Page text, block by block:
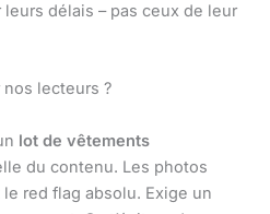
délais – pas ceux de leur
lecteurs ?
lot de vêtements
du contenu. Les photos
red flag absolu. Exige un